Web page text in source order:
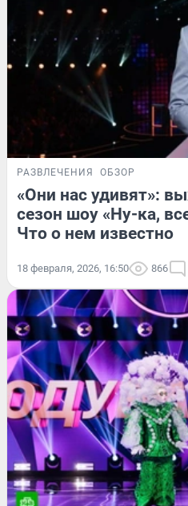
РАЗВЛЕЧЕНИЯ ОБЗОР
«Они нас удивят»:
сезон шоу «Ну-ка,
Что о нем известно
18 февраля, 2026, 16:50 866